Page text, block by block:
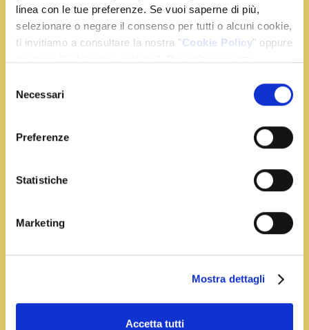
linea con le tue preferenze. Se vuoi saperne di più,
selezionare o negare il consenso per tutti o alcuni cookie,
ti invitiamo a consultare la nostra "Cookie Policy" oppure
delNecessari
Preferenze
Statistiche
Marketing
Mostra dettagli
Accetta tutti
500 g di panna fresca
1 bustina di Zafferano Leprotto
10 ml di latte
4 lamponi
foglioline di menta q.b.
Preparazione
Metti in ammollo in acqua fredda i fogli di gelatina
In un pentolino versa la panna, lo zucchero e lo